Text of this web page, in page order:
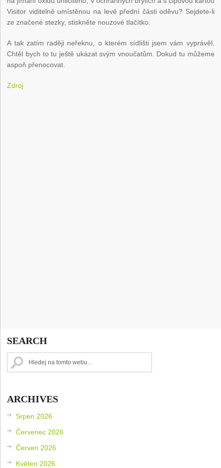
Visitor viditelně umístěnou na levé přední části oděvu? Sejdete-li
ze značené stezky, stiskněte nouzové tlačítko.
A tak zatím raději neřeknu, o kterém sídlišti jsem vám vyprávěl.
Chtěl bych to tu ještě ukázat svým vnoučatům. Dokud tu můžeme
aspoň přenocovat.
Zdroj
SEARCH
ARCHIVES
Srpen 2026
Červenec 2026
Červen 2026
Květen 2026